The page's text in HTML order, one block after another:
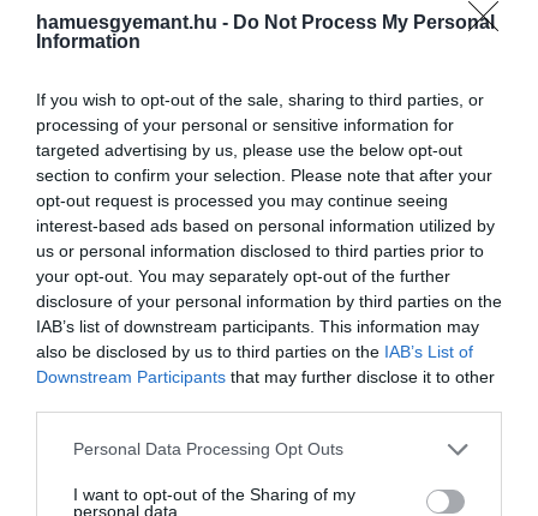
hamuesgyemant.hu - Do Not Process My Personal
Information
If you wish to opt-out of the sale, sharing to third parties, or
processing of your personal or sensitive information for
targeted advertising by us, please use the below opt-out
section to confirm your selection. Please note that after your
opt-out request is processed you may continue seeing
interest-based ads based on personal information utilized by
us or personal information disclosed to third parties prior to
your opt-out. You may separately opt-out of the further
disclosure of your personal information by third parties on the
IAB’s list of downstream participants. This information may
also be disclosed by us to third parties on the IAB’s List of
Downstream Participants that may further disclose it to other
Please note that this website/app uses one or more Google
not limited to your visit or usage behaviour. You may click to
Personal Data Processing Opt Outs
I want to opt-out of the Sharing of my
personal data.
Kahlo sérülései olyan súlyosak voltak, hogy az egész
testét be kellett gipszelni, és hónapokig gipszfűzőt
viselt. Festőnő úgy érezte, mintha villámcsapás érte
volna. Sokszor azt mondta, hogy egy fájdalmas
bolygón él, amely átlátszó, mint a jég.
KahloÖnarckép bársonyruhábancímű festménye,
amelyet a gyógyulása alatt festett, elárulja, milyen
nagy változásokon ment keresztül. A háttérben
látható viharos tengeri táj életének felfordulását
Láthatjuk, hogy egy